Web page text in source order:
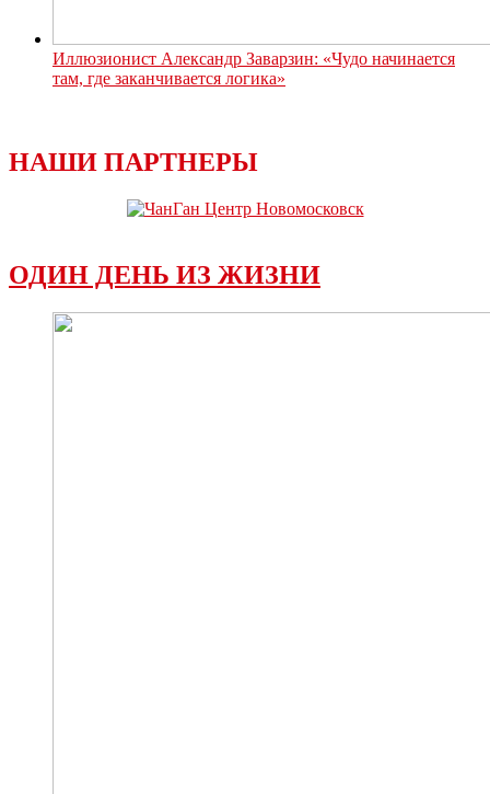
Иллюзионист Александр Заварзин: «Чудо начинается
там, где заканчивается логика»
НАШИ ПАРТНЕРЫ
ОДИН ДЕНЬ ИЗ ЖИЗНИ